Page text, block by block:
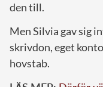
den till.
Men Silvia gav sig
skrivdon, eget
hovstab.